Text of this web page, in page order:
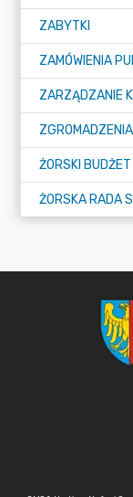
ZABYTKI
ZAMÓWIENIA
ZARZĄDZANIE
ZGROMADZENIA
ŻORSKI
ŻORSKA RADA